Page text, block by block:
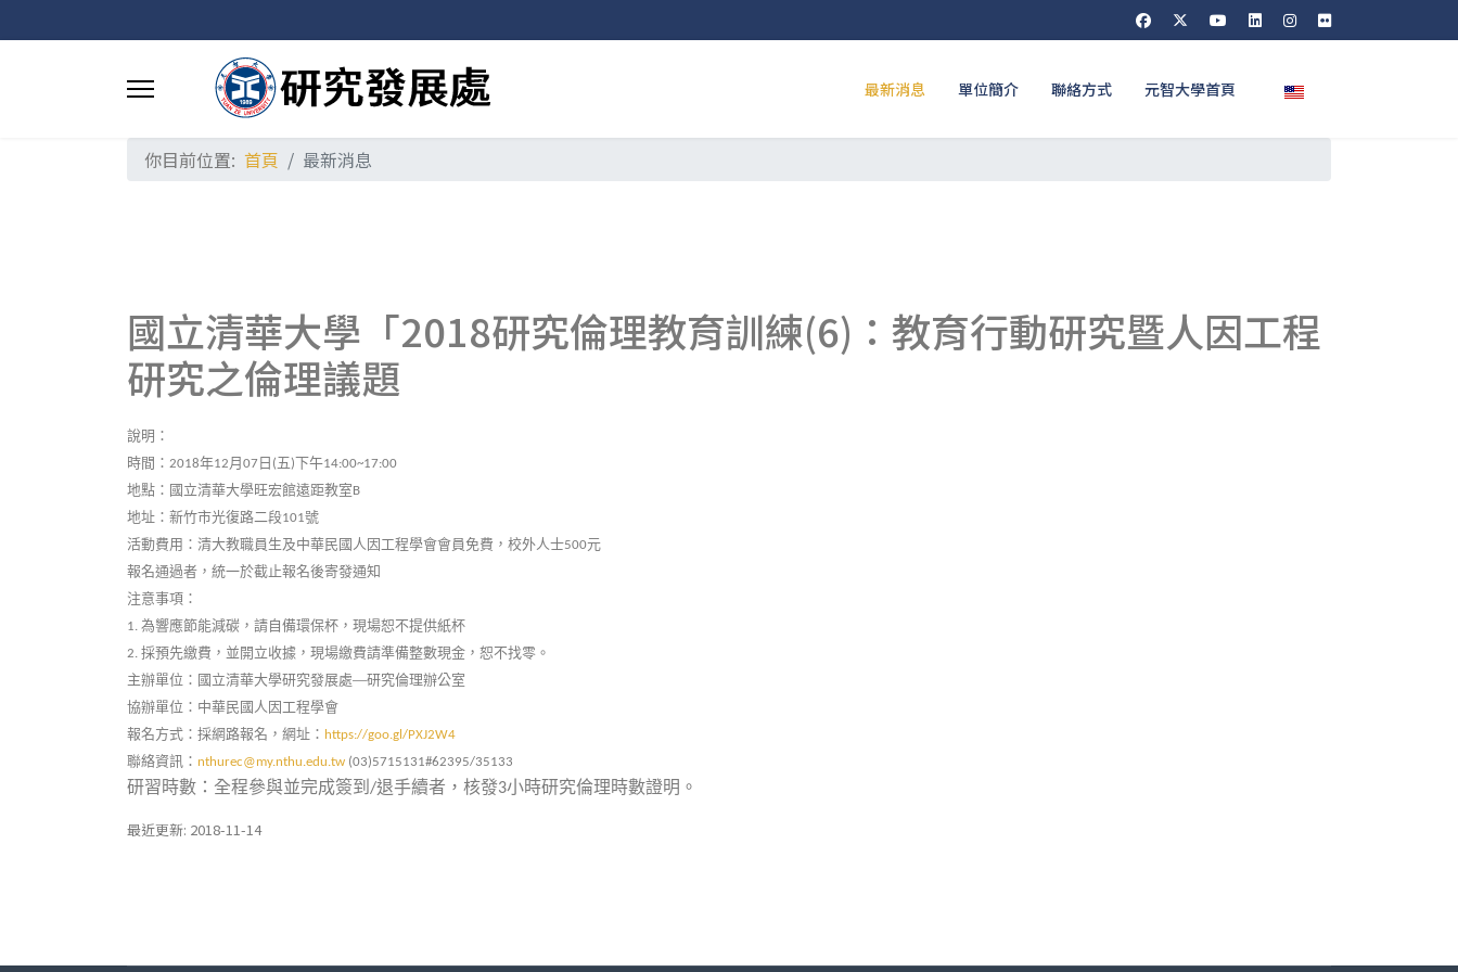
最新消息 單位簡介 聯絡方式 元智大學首頁 選擇你的語言
你目前位置: 首頁 最新消息
國立清華大學「2018研究倫理教育訓練(6)：教育行動研究暨人因工程
研究之倫理議題
說明：
時間： 2018年12月07 日 (五)下午14:00~17:00
地點：國立清華大學旺宏館遠距教室B
地址：新竹市光復路二段101號
活動費用：清大教職員生及中華民國人因工程學會會員免費，校外人士500元
報名通過者，統一於截止報名後寄發通知
注意事項：
1. 為響應節能減碳，請自備環保杯，現場恕不提供紙杯
2. 採預先繳費，並開立收據，現場繳費請準備整數現金，恕不找零。
主辦單位：國立清華大學研究發展處—研究倫理辦公室
協辦單位：中華民國人因工程學會
報名方式：採網路報名，網址： https://goo.gl/PXJ2W4
聯絡資訊： nthurec@my.nthu.edu.tw (03)5715131#62395/35133
研習時數：全程參與並完成簽到/退手續者，核發3小時研究倫理時數證明。
最近更新: 2018-11-14